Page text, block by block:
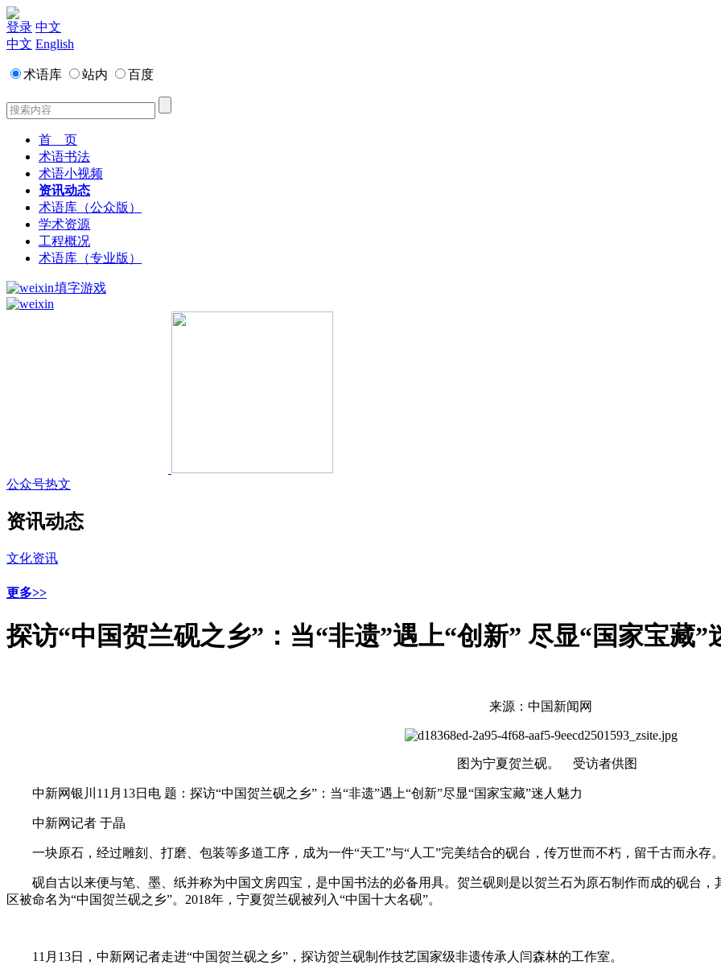
登录 中文
中文 English
术语库 站内 百度
首 页
术语书法
术语小视频
资讯动态
术语库（公众版）
学术资源
工程概况
术语库（专业版）
填字游戏
公众号热文
资讯动态
文化资讯
更多>>
探访“中国贺兰砚之乡”：当“非遗”遇上“创新” 尽显“国家宝藏”
来源：中国新闻网
图为宁夏贺兰砚。 受访者供图
中新网银川11月13日电 题：探访“中国贺兰砚之乡”：当“非遗”遇上“创新”尽显“国家宝藏”迷人魅力
中新网记者 于晶
一块原石，经过雕刻、打磨、包装等多道工序，成为一件“天工”与“人工”完美结合的砚台，传万世而不朽，留千古而永存。
砚自古以来便与笔、墨、纸并称为中国文房四宝，是中国书法的必备用具。贺兰砚则是以贺兰石为原石制作而成的砚台，
区被命名为“中国贺兰砚之乡”。2018年，宁夏贺兰砚被列入“中国十大名砚”。
11月13日，中新网记者走进“中国贺兰砚之乡”，探访贺兰砚制作技艺国家级非遗传承人闫森林的工作室。